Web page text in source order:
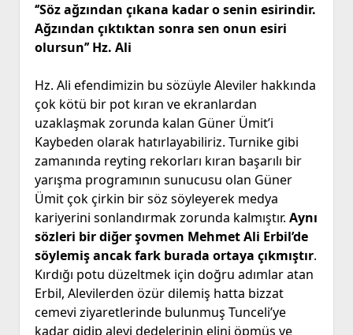
‘’Söz ağzından çıkana kadar o senin esirindir.
Ağzından çıktıktan sonra sen onun esiri
olursun’’ Hz. Ali
Hz. Ali efendimizin bu sözüyle Aleviler hakkında
çok kötü bir pot kıran ve ekranlardan
uzaklaşmak zorunda kalan Güner Ümit’i
Kaybeden olarak hatırlayabiliriz. Turnike gibi
zamanında reyting rekorları kıran başarılı bir
yarışma programının sunucusu olan Güner
Ümit çok çirkin bir söz söyleyerek medya
kariyerini sonlandırmak zorunda kalmıştır. Aynı
sözleri bir diğer şovmen Mehmet Ali Erbil’de
söylemiş ancak fark burada ortaya çıkmıştır.
Kırdığı potu düzeltmek için doğru adımlar atan
Erbil, Alevilerden özür dilemiş hatta bizzat
cemevi ziyaretlerinde bulunmuş Tunceli’ye
kadar gidip alevi dedelerinin elini öpmüş ve